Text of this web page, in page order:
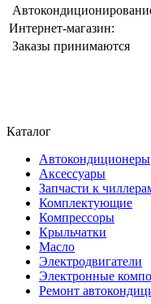
Интернет-магазин:
Заказы принимаются
Каталог
Автокондиционеры
Аксессуары
Запчасти к
Комплектующие
Компрессоры
Крыльчатки
Масло
Электродвигатели
Электронные
Ремонт